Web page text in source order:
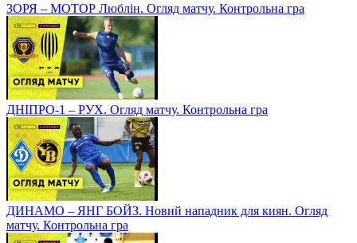
ЗОРЯ – МОТОР Люблін. Огляд матчу. Контрольна гра
ДНІПРО-1 – РУХ. Огляд матчу. Контрольна гра
ДИНАМО – ЯНГ БОЙЗ. Новий нападник для киян. Огляд
матчу. Контрольна гра